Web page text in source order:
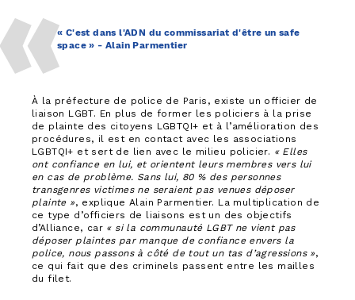
« C'est dans l'ADN du commissariat d'être un safe
space » - Alain Parmentier
À la préfecture de police de Paris, existe un officier de
liaison LGBT. En plus de former les policiers à la prise
de plainte des citoyens LGBTQI+ et à l’amélioration des
procédures, il est en contact avec les associations
LGBTQI+ et sert de lien avec le milieu policier. « Elles
ont confiance en lui, et orientent leurs membres vers lui
en cas de problème. Sans lui, 80 % des personnes
transgenres victimes ne seraient pas venues déposer
plainte », explique Alain Parmentier. La multiplication de
ce type d’officiers de liaisons est un des objectifs
d’Alliance, car « si la communauté LGBT ne vient pas
déposer plaintes par manque de confiance envers la
police, nous passons à côté de tout un tas d’agressions »,
ce qui fait que des criminels passent entre les mailles
du filet.